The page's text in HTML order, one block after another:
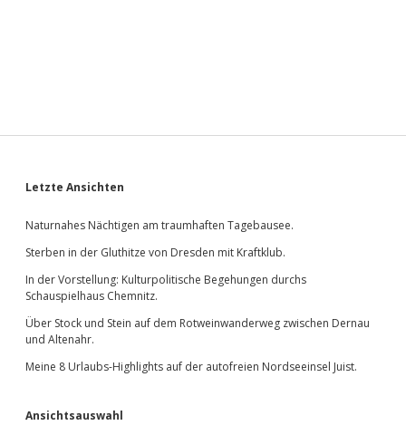
Sidebar
Letzte Ansichten
Naturnahes Nächtigen am traumhaften Tagebausee.
Sterben in der Gluthitze von Dresden mit Kraftklub.
In der Vorstellung: Kulturpolitische Begehungen durchs
Schauspielhaus Chemnitz.
Über Stock und Stein auf dem Rotweinwanderweg zwischen Dernau
und Altenahr.
Meine 8 Urlaubs-Highlights auf der autofreien Nordseeinsel Juist.
Ansichtsauswahl